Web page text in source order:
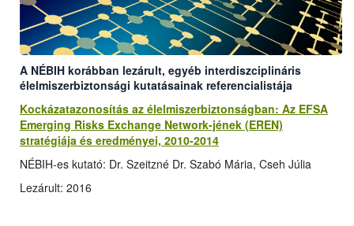
A NÉBIH korábban lezárult, egyéb interdiszciplináris
élelmiszerbiztonsági kutatásainak referencialistája
Kockázatazonosítás az élelmiszerbiztonságban: Az EFSA
Emerging Risks Exchange Network-jének (EREN)
stratégiája és eredményei, 2010-2014
NÉBIH-es kutató: Dr. Szeitzné Dr. Szabó Mária, Cseh Júlia
Lezárult: 2016